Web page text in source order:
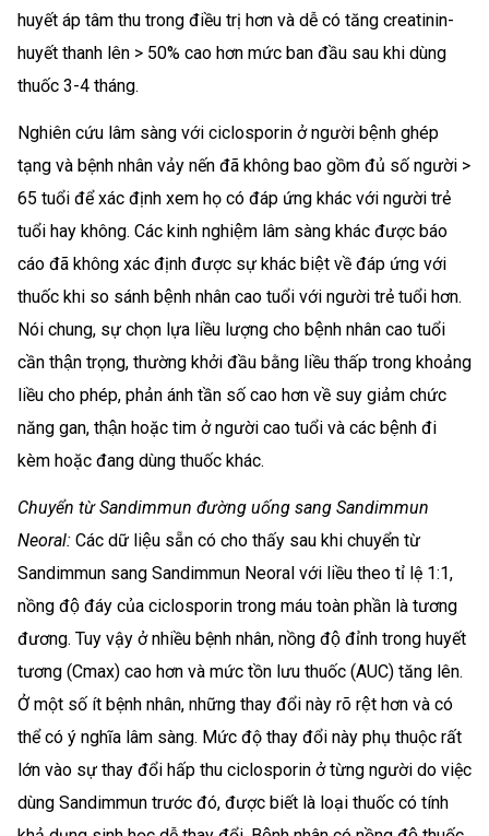
huyết áp tâm thu trong điều trị hơn và dễ có tăng creatinin-
huyết thanh lên > 50% cao hơn mức ban đầu sau khi dùng
thuốc 3-4 tháng.
Nghiên cứu lâm sàng với ciclosporin ở người bệnh ghép
tạng và bệnh nhân vảy nến đã không bao gồm đủ số người >
65 tuổi để xác định xem họ có đáp ứng khác với người trẻ
tuổi hay không. Các kinh nghiệm lâm sàng khác được báo
cáo đã không xác định được sự khác biệt về đáp ứng với
thuốc khi so sánh bệnh nhân cao tuổi với người trẻ tuổi hơn.
Nói chung, sự chọn lựa liều lượng cho bệnh nhân cao tuổi
cần thận trọng, thường khởi đầu bằng liều thấp trong khoảng
liều cho phép, phản ánh tần số cao hơn về suy giảm chức
năng gan, thận hoặc tim ở người cao tuổi và các bệnh đi
kèm hoặc đang dùng thuốc khác.
Chuyển từ Sandimmun đường uống sang Sandimmun
Neoral: Các dữ liệu sẵn có cho thấy sau khi chuyển từ
Sandimmun sang Sandimmun Neoral với liều theo tỉ lệ 1:1,
nồng độ đáy của ciclosporin trong máu toàn phần là tương
đương. Tuy vậy ở nhiều bệnh nhân, nồng độ đỉnh trong huyết
tương (Cmax) cao hơn và mức tồn lưu thuốc (AUC) tăng lên.
Ở một số ít bệnh nhân, những thay đổi này rõ rệt hơn và có
thể có ý nghĩa lâm sàng. Mức độ thay đổi này phụ thuộc rất
lớn vào sự thay đổi hấp thu ciclosporin ở từng người do việc
dùng Sandimmun trước đó, được biết là loại thuốc có tính